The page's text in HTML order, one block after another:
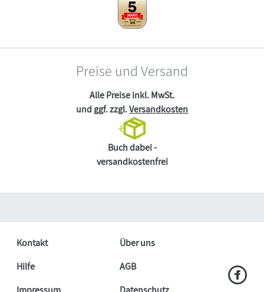
Preise und Versand
Alle Preise inkl. MwSt.
und ggf. zzgl.Versandkosten
Buch dabei -
versandkostenfrei
Kontakt
Über uns
Hilfe
AGB